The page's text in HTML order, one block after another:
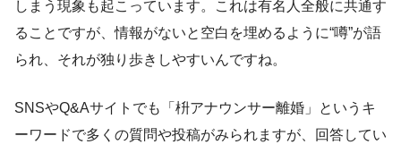
しまう現象も起こっています。これは有名人全般に共通す
ることですが、情報がないと空白を埋めるように“噂”が語
られ、それが独り歩きしやすいんですね。
SNSやQ&Aサイトでも「枡アナウンサー離婚」というキ
ーワードで多くの質問や投稿がみられますが、回答してい